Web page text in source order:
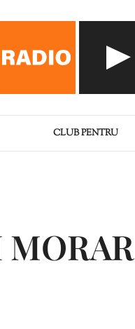
CLUB PENTRU